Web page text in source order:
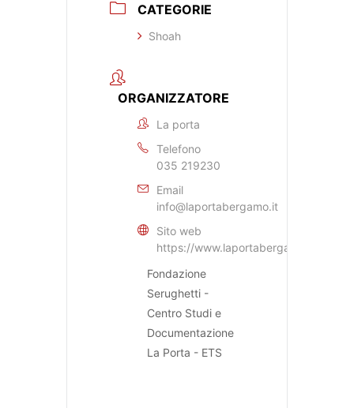
CATEGORIE
Shoah
ORGANIZZATORE
La porta
Telefono
035 219230
Email
info@laportabergamo.it
Sito web
https://www.laportabergamo.it
Fondazione
Serughetti -
Centro Studi e
Documentazione
La Porta - ETS